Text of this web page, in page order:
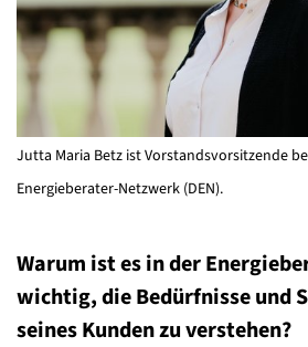
Jutta Maria Betz ist Vorstandsvorsitzende
Energieberater-Netzwerk (DEN).
Warum ist es in der
wichtig, die Bedürfnisse und
seines Kunden zu verstehen?